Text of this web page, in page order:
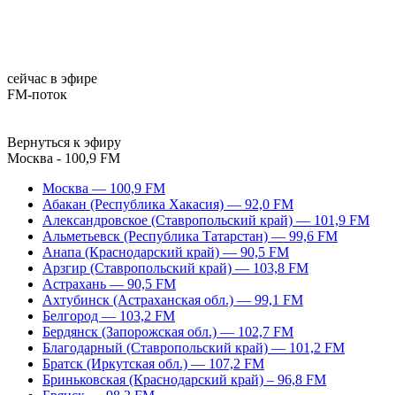
сейчас в эфире
FM-поток
Вернуться к эфиру
Москва - 100,9 FM
Москва — 100,9 FM
Абакан (Республика Хакасия) — 92,0 FM
Александровское (Ставропольский край) — 101,9 FM
Альметьевск (Республика Татарстан) — 99,6 FM
Анапа (Краснодарский край) — 90,5 FM
Арзгир (Ставропольский край) — 103,8 FM
Астрахань — 90,5 FM
Ахтубинск (Астраханская обл.) — 99,1 FM
Белгород — 103,2 FM
Бердянск (Запорожская обл.) — 102,7 FM
Благодарный (Ставропольский край) — 101,2 FM
Братск (Иркутская обл.) — 107,2 FM
Бриньковская (Краснодарский край) – 96,8 FM